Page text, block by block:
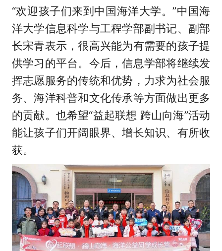
“欢迎孩子们来到中国海洋大学。”中国海
洋大学信息科学与工程学部副书记、副部
长宋青表示，很高兴能为有需要的孩子提
供学习的平台。今后，信息学部将继续发
挥志愿服务的传统和优势，力求为社会服
务、海洋科普和文化传承等方面做出更多
的贡献。也希望“益起联想 跨山向海”活动
能让孩子们开阔眼界、增长知识、有所收
获。